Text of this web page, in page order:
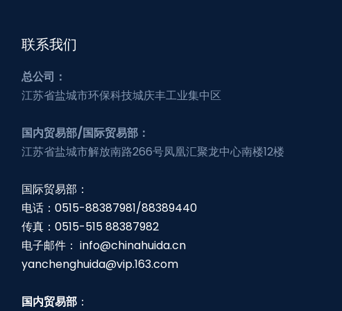
联系我们
总公司：
江苏省盐城市环保科技城庆丰工业集中区
国内贸易部/国际贸易部：
江苏省盐城市解放南路266号凤凰汇聚龙中心南楼12楼
国际贸易部：
电话：0515-88387981/88389440
传真：0515-515 88387982
电子邮件： info@chinahuida.cn
yanchenghuida@vip.163.com
国内贸易部 ：